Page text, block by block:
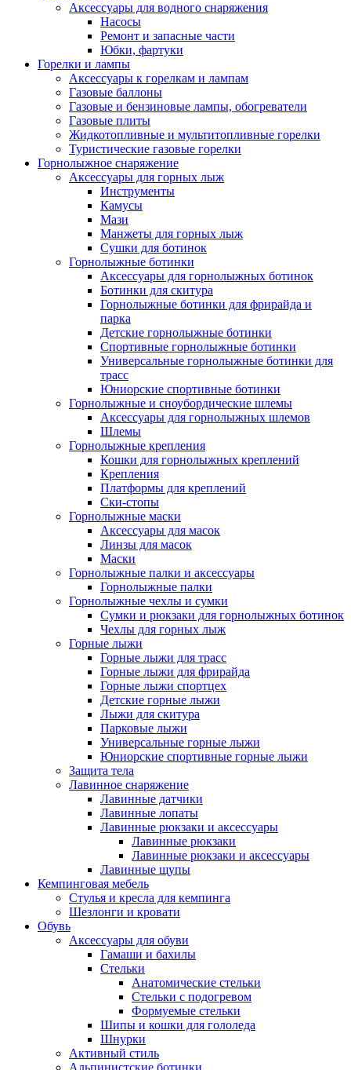
Аксессуары для водного снаряжения
Насосы
Ремонт и запасные части
Юбки, фартуки
Горелки и лампы
Аксессуары к горелкам и лампам
Газовые баллоны
Газовые и бензиновые лампы, обогреватели
Газовые плиты
Жидкотопливные и мультитопливные горелки
Туристические газовые горелки
Горнолыжное снаряжение
Аксессуары для горных лыж
Инструменты
Камусы
Мази
Манжеты для горных лыж
Сушки для ботинок
Горнолыжные ботинки
Аксессуары для горнолыжных ботинок
Ботинки для скитура
Горнолыжные ботинки для фрирайда и
парка
Детские горнолыжные ботинки
Спортивные горнолыжные ботинки
Универсальные горнолыжные ботинки для
трасс
Юниорские спортивные ботинки
Горнолыжные и сноубордические шлемы
Аксессуары для горнолыжных шлемов
Шлемы
Горнолыжные крепления
Кошки для горнолыжных креплений
Крепления
Платформы для креплений
Ски-стопы
Горнолыжные маски
Аксессуары для масок
Линзы для масок
Маски
Горнолыжные палки и аксессуары
Горнолыжные палки
Горнолыжные чехлы и сумки
Сумки и рюкзаки для горнолыжных ботинок
Чехлы для горных лыж
Горные лыжи
Горные лыжи для трасс
Горные лыжи для фрирайда
Горные лыжи спортцех
Детские горные лыжи
Лыжи для скитура
Парковые лыжи
Универсальные горные лыжи
Юниорские спортивные горные лыжи
Защита тела
Лавинное снаряжение
Лавинные датчики
Лавинные лопаты
Лавинные рюкзаки и аксессуары
Лавинные рюкзаки
Лавинные рюкзаки и аксессуары
Лавинные щупы
Кемпинговая мебель
Стулья и кресла для кемпинга
Шезлонги и кровати
Обувь
Аксессуары для обуви
Гамаши и бахилы
Стельки
Анатомические стельки
Стельки с подогревом
Формуемые стельки
Шипы и кошки для гололеда
Шнурки
Активный стиль
Альпинистские ботинки